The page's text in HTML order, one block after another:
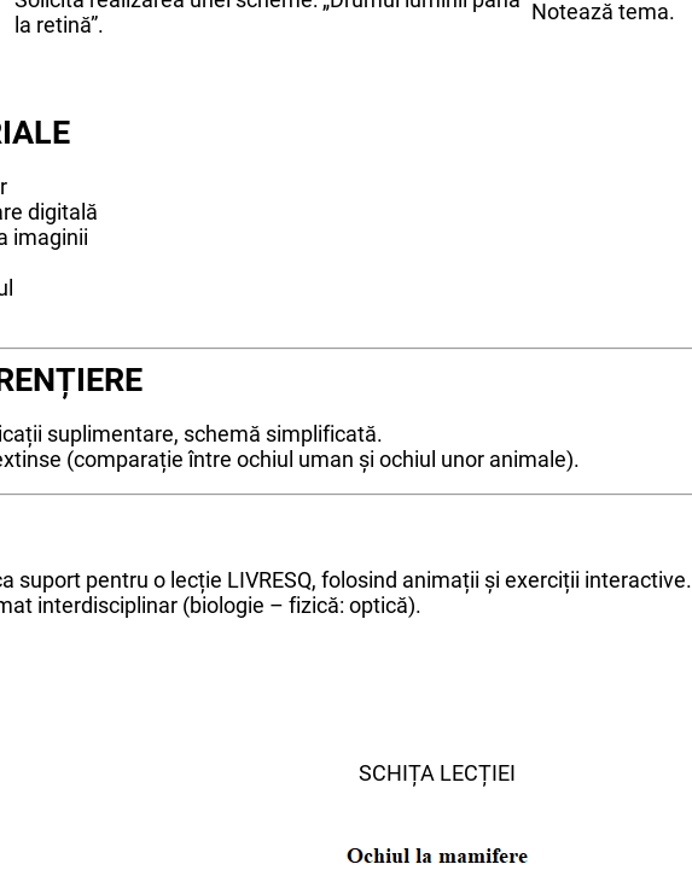
la retină”.
Notează tema.
digitală
imaginii
suplimentare, schemă simplificată.
(comparație între ochiul uman și ochiul unor animale).
suport pentru o lecție LIVRESQ, folosind animații și exerciții interactive.
interdisciplinar (biologie – fizică: optică).
SCHIȚA LECȚIEI